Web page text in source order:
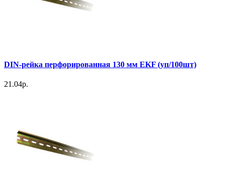
DIN-рейка перфорированная 130 мм EKF (уп/100шт)
21.04р.